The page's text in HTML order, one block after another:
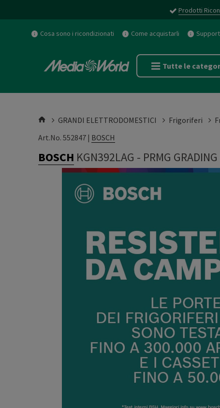
Prodotti
Cosa sono i ricondizionati Come acquistarli
Tutte le
GRANDI ELETTRODOMESTICI Frigoriferi
Art.No. 552847 | BOSCH
BOSCH KGN392LAG - PRMG